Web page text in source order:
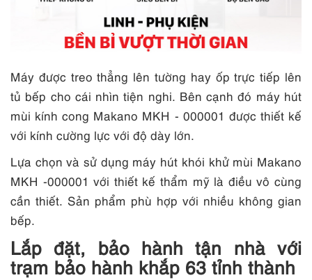
Máy được treo thẳng lên tường hay ốp trực tiếp lên
tủ bếp cho cái nhìn tiện nghi. Bên cạnh đó máy hút
mùi kính cong Makano MKH - 000001 được thiết kế
với kính cường lực với độ dày lớn.
Lựa chọn và sử dụng máy hút khói khử mùi Makano
MKH -000001 với thiết kế thẩm mỹ là điều vô cùng
cần thiết. Sản phẩm phù hợp với nhiều không gian
bếp.
Lắp đặt, bảo hành tận nhà với
trạm bảo hành khắp 63 tỉnh thành